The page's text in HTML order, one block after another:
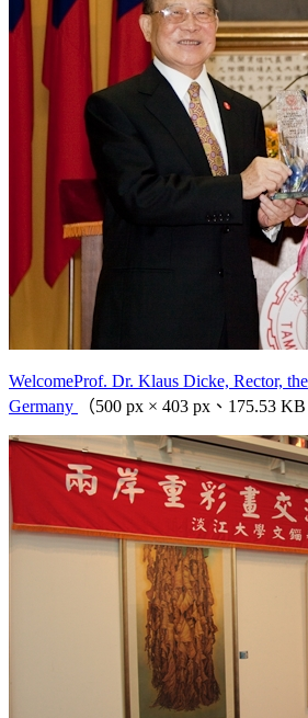
WelcomeProf. Dr. Klaus Dicke, Rector,
Germany
（500 px × 403 px、175.53 KB